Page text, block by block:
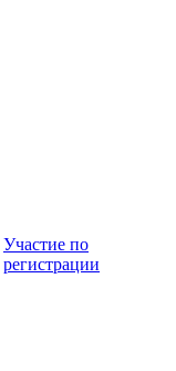
Участие по
регистрации